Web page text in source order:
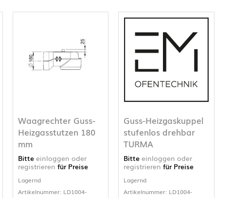
Waagrechter Guss-
Heizgasstutzen 180
mm
Bitte einloggen oder
registrieren für Preise
Lagernd
Artikelnummer: LD1004-
Guss-Heizgaskuppel
stufenlos drehbar
TURMA
Bitteeinloggen oder
registrieren für Preise
Lagernd
Artikelnummer: LD1004-